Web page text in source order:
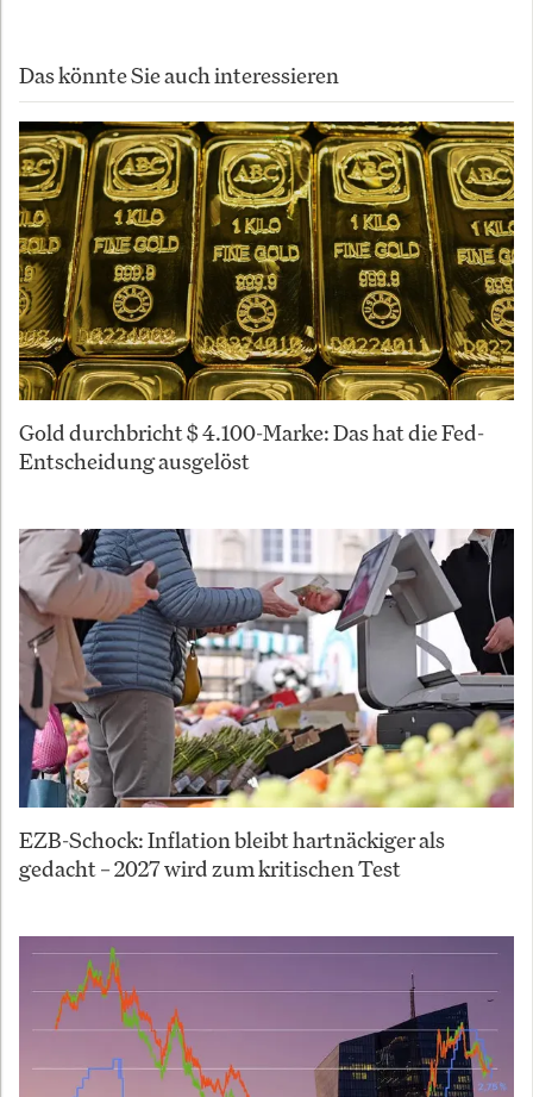
Das könnte Sie auch interessieren
Gold durchbricht $ 4.100-Marke: Das hat die Fed-
Entscheidung ausgelöst
EZB-Schock: Inflation bleibt hartnäckiger als
gedacht – 2027 wird zum kritischen Test